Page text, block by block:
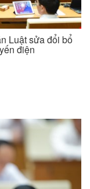
Luật sửa đổi bổ
điện